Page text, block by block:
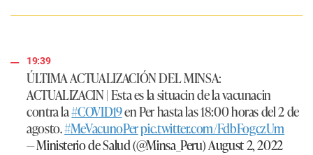
19:39
ÚLTIMA ACTUALIZACIÓN DEL MINSA:
ACTUALIZACIN | Esta es la situacin de la vacunacin
contra la#COVID19en Per hasta las 18:00 horas del 2 de
agosto.#MeVacunoPerpic.twitter.com/FdbFogczUm
— Ministerio de Salud (@Minsa_Peru)August 2, 2022